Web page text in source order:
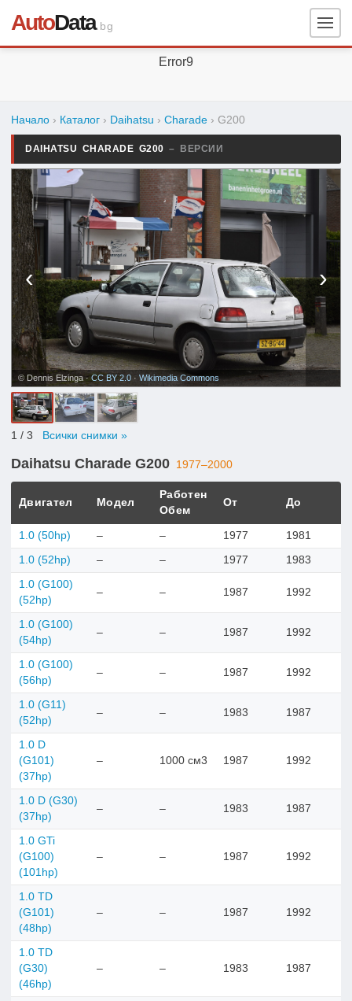
AutoData.bg
Error9
Начало › Каталог › Daihatsu › Charade › G200
DAIHATSU CHARADE G200 – ВЕРСИИ
‹ ›
© Dennis Elzinga ·CC BY 2.0 · Wikimedia Commons
1 / 3 Всички снимки »
Daihatsu Charade G200 1977–2000
Двигател Модел
Работен
Обем
От До
1.0 (50hp) – – 1977 1981
1.0 (52hp) – – 1977 1983
1.0 (G100)
(52hp)
– – 1987 1992
1.0 (G100)
(54hp)
– – 1987 1992
1.0 (G100)
(56hp)
– – 1987 1992
1.0 (G11)
(52hp)
– – 1983 1987
1.0 D
(G101)
(37hp)
– 1000 см3 1987 1992
1.0 D (G30)
(37hp)
– – 1983 1987
1.0 GTi
(G100)
(101hp)
– – 1987 1992
1.0 TD
(G101)
(48hp)
– – 1987 1992
1.0 TD
(G30)
(46hp)
– – 1983 1987